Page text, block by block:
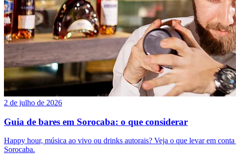
2 de julho de 2026
Guia de bares em Sorocaba: o que considerar
Happy hour, música ao vivo ou drinks autorais? Veja o que levar em
Sorocaba.